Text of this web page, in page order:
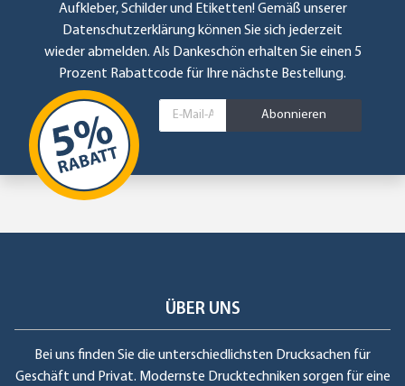
Aufkleber, Schilder und Etiketten! Gemäß unserer
Datenschutzerklärung können Sie sich jederzeit
wieder abmelden. Als Dankeschön erhalten Sie einen 5
Prozent Rabattcode für Ihre nächste Bestellung.
Abonnieren
ÜBER UNS
Bei uns finden Sie die unterschiedlichsten Drucksachen für
Geschäft und Privat. Modernste Drucktechniken sorgen für eine